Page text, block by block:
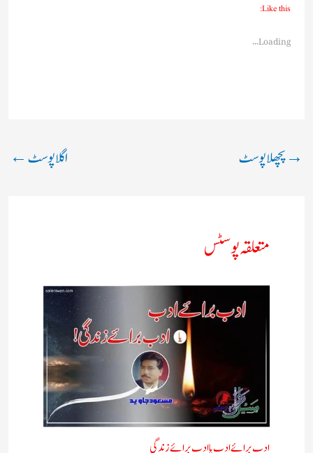
Like this:
Loading...
→پچھلا پوسٹ اگلا پوسٹ←
متعلقہ پوسٹس
ادب برائے ادب یا ادب برائے زندگی